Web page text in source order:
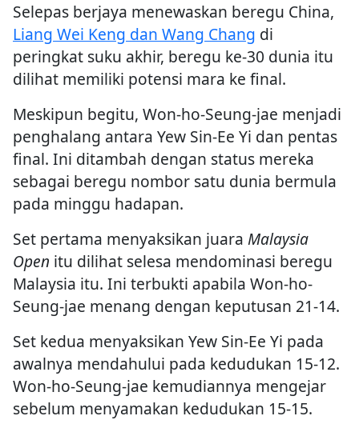
Selepas berjaya menewaskan beregu China,
Liang Wei Keng dan Wang Chang di
peringkat suku akhir, beregu ke-30 dunia itu
dilihat memiliki potensi mara ke final.
Meskipun begitu, Won-ho-Seung-jae menjadi
penghalang antara Yew Sin-Ee Yi dan pentas
final. Ini ditambah dengan status mereka
sebagai beregu nombor satu dunia bermula
pada minggu hadapan.
Set pertama menyaksikan juara Malaysia
Open itu dilihat selesa mendominasi beregu
Malaysia itu. Ini terbukti apabila Won-ho-
Seung-jae menang dengan keputusan 21-14.
Set kedua menyaksikan Yew Sin-Ee Yi pada
awalnya mendahului pada kedudukan 15-12.
Won-ho-Seung-jae kemudiannya mengejar
sebelum menyamakan kedudukan 15-15.